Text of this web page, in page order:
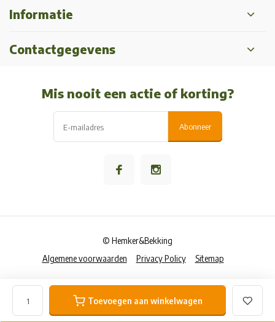
Toevoegen aan winkelwagen
Informatie
Contactgegevens
Mis nooit een actie of korting?
Abonneer
Algemene voorwaarden Privacy Policy Sitemap
© Hemker&Bekking